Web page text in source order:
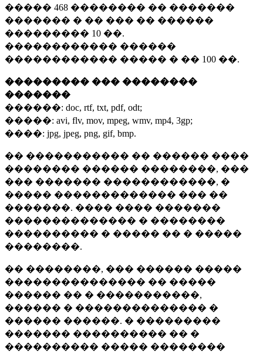
����� 468 �������� �� �������
������� � �� ��� �� ������
��������� 10 ��.
������������ ������
������������ ����� � �� 100 ��.
��������� ��� ��������
�������
������: doc, rtf, txt, pdf, odt;
�����: avi, flv, mov, mpeg, wmv, mp4, 3gp;
����: jpg, jpeg, png, gif, bmp.
�� ����������� �� ������ ����
�������� ������ ��������, ���
��� ������� ������������, �
����� ������������� ��� ��
�������. ���� ���� �������
�������������� � ��������
���������� � ����� �� � �����
��������.
�� ��������, ��� ������ �����
��������������� �� �����
������ �� � �����������,
������ � �������������� �
������ ������. � ���������
������� ���������� �� �
���������� ����� ��������